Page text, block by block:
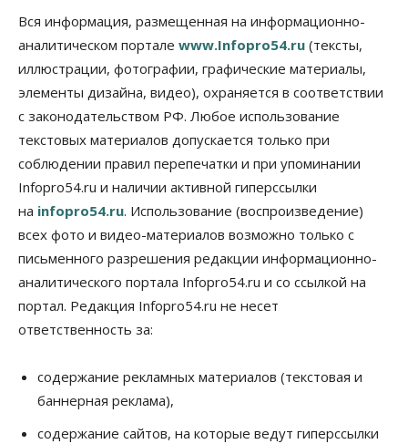
Вся информация, размещенная на информационно-
аналитическом портале www.Infopro54.ru (тексты,
иллюстрации, фотографии, графические материалы,
элементы дизайна, видео), охраняется в соответствии
с законодательством РФ. Любое использование
текстовых материалов допускается только при
соблюдении правил перепечатки и при упоминании
Infopro54.ru и наличии активной гиперссылки
на infopro54.ru. Использование (воспроизведение)
всех фото и видео-материалов возможно только с
письменного разрешения редакции информационно-
аналитического портала Infopro54.ru и со ссылкой на
портал. Редакция Infopro54.ru не несет
ответственность за:
содержание рекламных материалов (текстовая и
баннерная реклама),
содержание сайтов, на которые ведут гиперссылки